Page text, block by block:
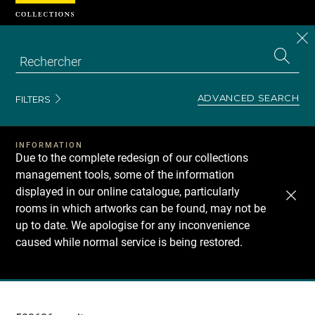
FILTERS ADVANCED SEARCH
INFORMATION
Due to the complete redesign of our collections
management tools, some of the information
displayed in our online catalogue, particularly
rooms in which artworks can be found, may not be
up to date. We apologise for any inconvenience
caused while normal service is being restored.
Recherche
Cookies management panel